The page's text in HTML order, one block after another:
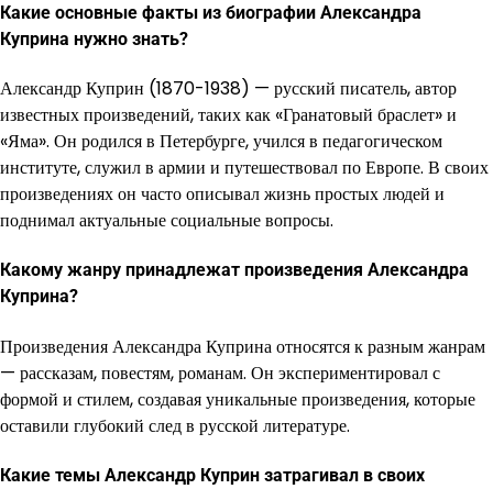
Какие основные факты из биографии Александра
Куприна нужно знать?
Александр Куприн (1870-1938) — русский писатель, автор
известных произведений, таких как «Гранатовый браслет» и
«Яма». Он родился в Петербурге, учился в педагогическом
институте, служил в армии и путешествовал по Европе. В своих
произведениях он часто описывал жизнь простых людей и
поднимал актуальные социальные вопросы.
Какому жанру принадлежат произведения Александра
Куприна?
Произведения Александра Куприна относятся к разным жанрам
— рассказам, повестям, романам. Он экспериментировал с
формой и стилем, создавая уникальные произведения, которые
оставили глубокий след в русской литературе.
Какие темы Александр Куприн затрагивал в своих